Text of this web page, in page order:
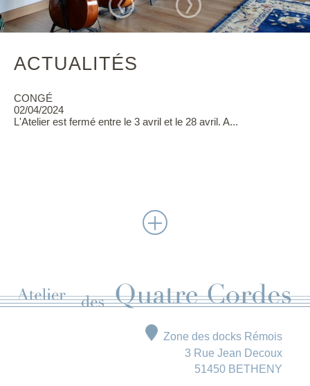
ACTUALITÉS
CONGÉ
02/04/2024
L'Atelier est fermé entre le 3 avril et le 28 avril. A...
Zone des docks Rémois
3 Rue Jean Decoux
51450 BETHENY